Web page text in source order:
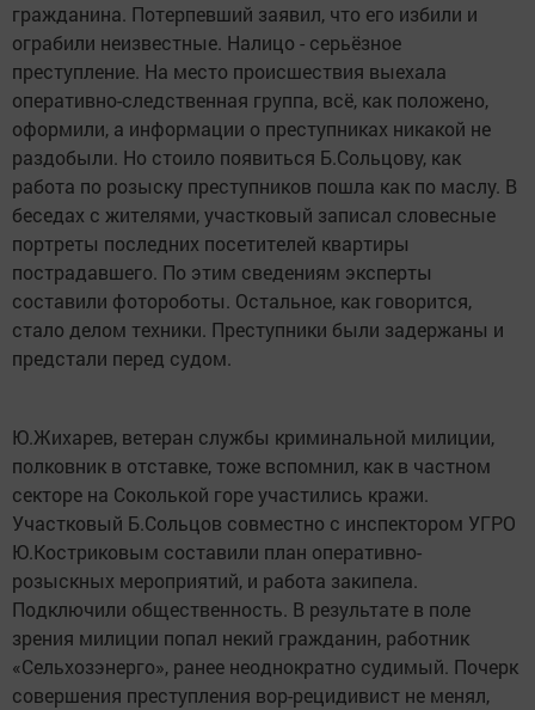
гражданина. Потерпевший заявил, что его избили и
ограбили неизвестные. Налицо - серьёзное
преступление. На место происшествия выехала
оперативно-следственная группа, всё, как положено,
оформили, а информации о преступниках никакой не
раздобыли. Но стоило появиться Б.Сольцову, как
работа по розыску преступников пошла как по маслу. В
беседах с жителями, участковый записал словесные
портреты последних посетителей квартиры
пострадавшего. По этим сведениям эксперты
составили фотороботы. Остальное, как говорится,
стало делом техники. Преступники были задержаны и
предстали перед судом.
Ю.Жихарев, ветеран службы криминальной милиции,
полковник в отставке, тоже вспомнил, как в частном
секторе на Соколькой горе участились кражи.
Участковый Б.Сольцов совместно с инспектором УГРО
Ю.Костриковым составили план оперативно-
розыскных мероприятий, и работа закипела.
Подключили общественность. В результате в поле
зрения милиции попал некий гражданин, работник
«Сельхозэнерго», ранее неоднократно судимый. Почерк
совершения преступления вор-рецидивист не менял,